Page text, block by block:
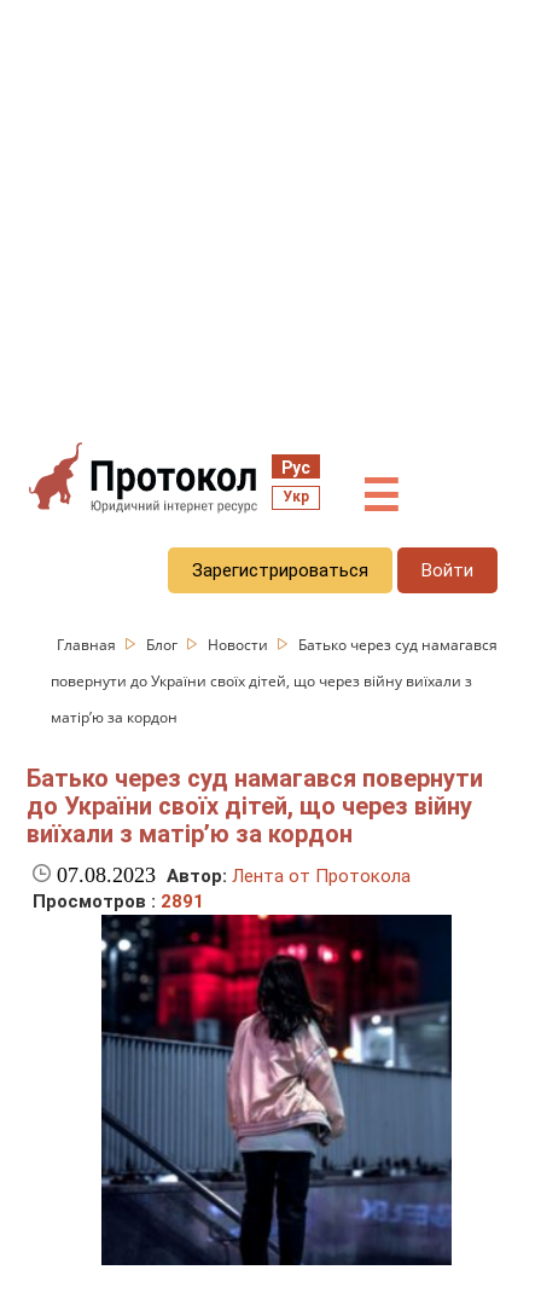
Рус
Укр ☰
Зарегистрироваться Войти
Главная Блог Новости
Батько через суд намагався
повернути до України своїх дітей, що через війну виїхали з
матір’ю за кордон
Батько через суд намагався повернути
до України своїх дітей, що через війну
виїхали з матір’ю за кордон
07.08.2023 Автор: Лента от Протокола
Просмотров : 2891